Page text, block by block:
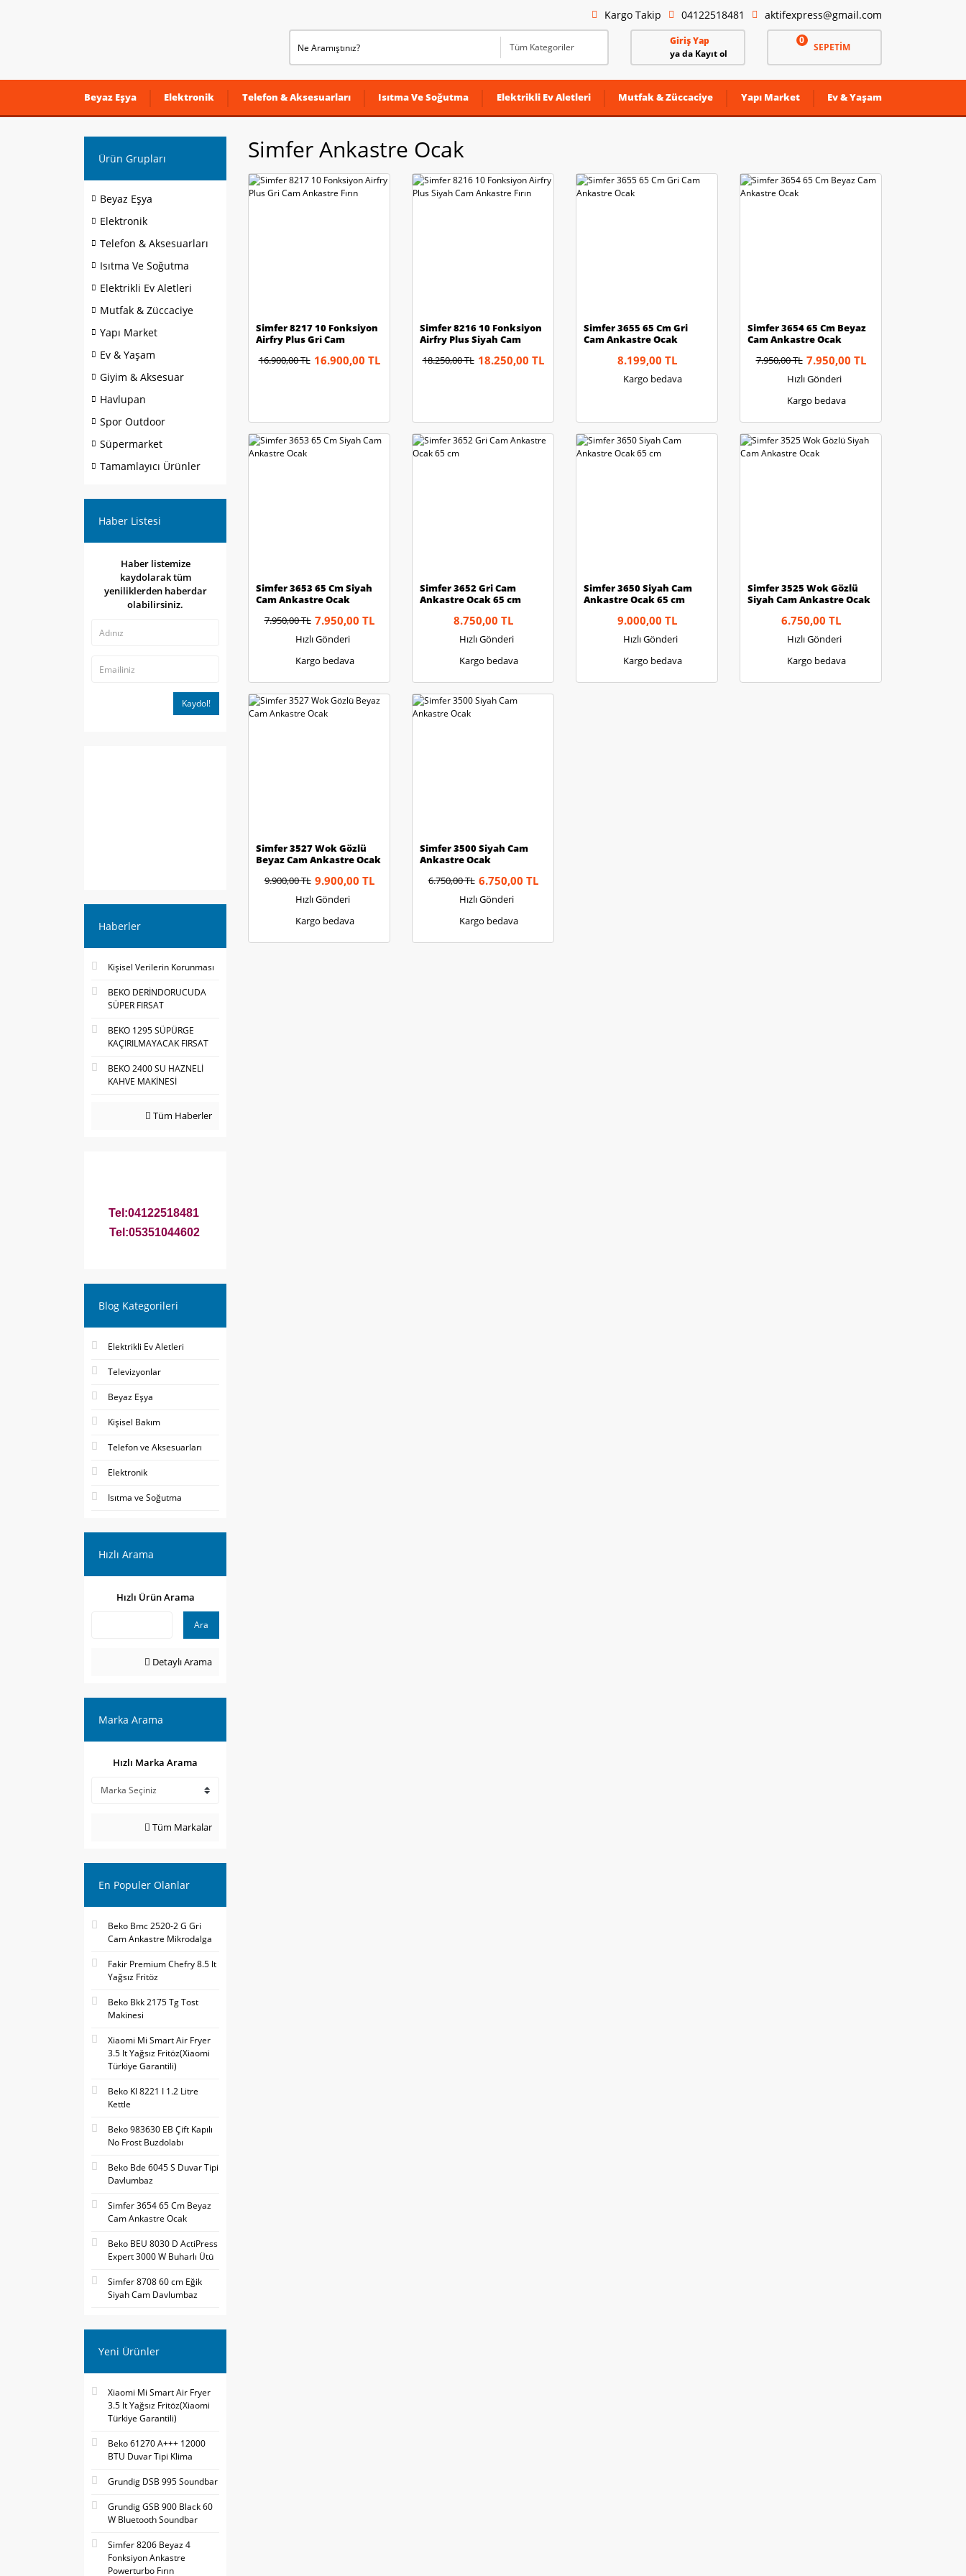
Kargo Takip 04122518481 aktifexpress@gmail.com
Giriş Yap
ya da Kayıt ol
0
SEPETİM
Beyaz Eşya Elektronik Telefon & Aksesuarları Isıtma Ve Soğutma Elektrikli Ev Aletleri Mutfak & Züccaciye Yapı Market Ev & Yaşam
Ürün Grupları
Beyaz Eşya
Elektronik
Telefon & Aksesuarları
Isıtma Ve Soğutma
Elektrikli Ev Aletleri
Mutfak & Züccaciye
Yapı Market
Ev & Yaşam
Giyim & Aksesuar
Havlupan
Spor Outdoor
Süpermarket
Tamamlayıcı Ürünler
Haber Listesi
Haber listemize
kaydolarak tüm
yeniliklerden haberdar
olabilirsiniz.
Kaydol!
Haberler
Kişisel Verilerin Korunması
BEKO DERİNDORUCUDA
SÜPER FIRSAT
BEKO 1295 SÜPÜRGE
KAÇIRILMAYACAK FIRSAT
BEKO 2400 SU HAZNELİ
KAHVE MAKİNESİ
Tüm Haberler
Tel:04122518481
Tel:05351044602
Blog Kategorileri
Elektrikli Ev Aletleri
Televizyonlar
Beyaz Eşya
Kişisel Bakım
Telefon ve Aksesuarları
Elektronik
Isıtma ve Soğutma
Hızlı Arama
Hızlı Ürün Arama
Ara
Detaylı Arama
Marka Arama
Hızlı Marka Arama
Tüm Markalar
En Populer Olanlar
Beko Bmc 2520-2 G Gri
Cam Ankastre Mikrodalga
Fakir Premium Chefry 8.5 lt
Yağsız Fritöz
Beko Bkk 2175 Tg Tost
Makinesi
Xiaomi Mi Smart Air Fryer
3.5 lt Yağsız Fritöz(Xiaomi
Türkiye Garantili)
Beko Kl 8221 I 1.2 Litre
Kettle
Beko 983630 EB Çift Kapılı
No Frost Buzdolabı
Beko Bde 6045 S Duvar Tipi
Davlumbaz
Simfer 3654 65 Cm Beyaz
Cam Ankastre Ocak
Beko BEU 8030 D ActiPress
Expert 3000 W Buharlı Ütü
Simfer 8708 60 cm Eğik
Siyah Cam Davlumbaz
Yeni Ürünler
Xiaomi Mi Smart Air Fryer
3.5 lt Yağsız Fritöz(Xiaomi
Türkiye Garantili)
Beko 61270 A+++ 12000
BTU Duvar Tipi Klima
Grundig DSB 995 Soundbar
Grundig GSB 900 Black 60
W Bluetooth Soundbar
Simfer 8206 Beyaz 4
Fonksiyon Ankastre
Powerturbo Fırın
Simfer Ankastre Ocak
Simfer 8217 10 Fonksiyon
Airfry Plus Gri Cam
16.900,00 TL 16.900,00 TL
Simfer 8216 10 Fonksiyon
Airfry Plus Siyah Cam
18.250,00 TL 18.250,00 TL
Simfer 3655 65 Cm Gri
Cam Ankastre Ocak
8.199,00 TL
Kargo bedava
Simfer 3654 65 Cm Beyaz
Cam Ankastre Ocak
7.950,00 TL 7.950,00 TL
Hızlı Gönderi
Kargo bedava
Simfer 3653 65 Cm Siyah
Cam Ankastre Ocak
7.950,00 TL 7.950,00 TL
Hızlı Gönderi
Kargo bedava
Simfer 3652 Gri Cam
Ankastre Ocak 65 cm
8.750,00 TL
Hızlı Gönderi
Kargo bedava
Simfer 3650 Siyah Cam
Ankastre Ocak 65 cm
9.000,00 TL
Hızlı Gönderi
Kargo bedava
Simfer 3525 Wok Gözlü
Siyah Cam Ankastre Ocak
6.750,00 TL
Hızlı Gönderi
Kargo bedava
Simfer 3527 Wok Gözlü
Beyaz Cam Ankastre Ocak
9.900,00 TL 9.900,00 TL
Hızlı Gönderi
Kargo bedava
Simfer 3500 Siyah Cam
Ankastre Ocak
6.750,00 TL 6.750,00 TL
Hızlı Gönderi
Kargo bedava